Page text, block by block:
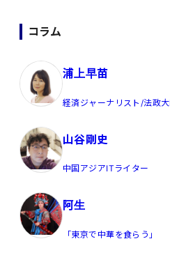
コラム
浦上早苗
経済ジャーナリスト/法政
山谷剛史
中国アジアITライター
阿生
「東京で中華を食らう」